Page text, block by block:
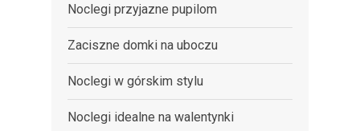
Noclegi przyjazne pupilom
Zaciszne domki na uboczu
Noclegi w górskim stylu
Noclegi idealne na walentynki